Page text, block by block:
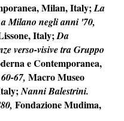
Milan, Italy;La
Milano negli anni '70,
Italy;Da
verso-visive tra Gruppo
e Contemporanea,
67, Macro Museo
Nanni Balestrini.
Fondazione Mudima,